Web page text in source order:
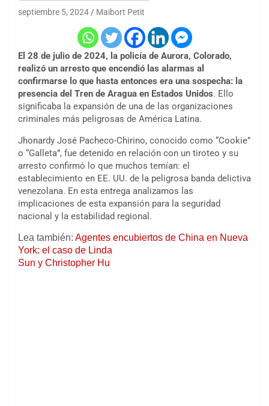
septiembre 5, 2024 Maibort Petit
El 28 de julio de 2024, la policía de Aurora, Colorado,
realizó un arresto que encendió las alarmas al
confirmarse lo que hasta entonces era una sospecha: la
presencia del Tren de Aragua en Estados Unidos. Ello
significaba la expansión de una de las organizaciones
criminales más peligrosas de América Latina.
Jhonardy José Pacheco-Chirino, conocido como “Cookie”
o “Galleta”, fue detenido en relación con un tiroteo y su
arresto confirmó lo que muchos temían: el
establecimiento en EE. UU. de la peligrosa banda delictiva
venezolana. En esta entrega analizamos las
implicaciones de esta expansión para la seguridad
nacional y la estabilidad regional.
Lea también: Agentes encubiertos de China en Nueva
York: el caso de Linda
Sun y Christopher Hu